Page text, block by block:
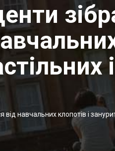
навчальних клопотів і